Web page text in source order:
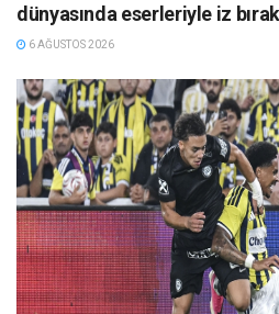
dünyasında eserleriyle iz
6 AĞUSTOS 2026